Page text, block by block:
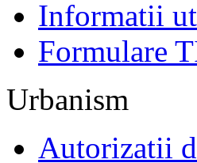
Informatii
Formulare
Urbanism
Autorizatii